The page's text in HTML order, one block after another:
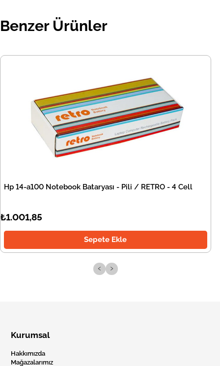
Benzer Ürünler
Hp 14-a100 Notebook Bataryası - Pili / RETRO - 4 Cell
₺1.001,85
Sepete Ekle
‹ ›
Kurumsal
Hakkımızda
Mağazalarımız